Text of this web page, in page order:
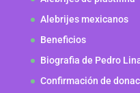
Alebrijes mexicanos
Beneficios
Biografia de Pedro
Confirmación de